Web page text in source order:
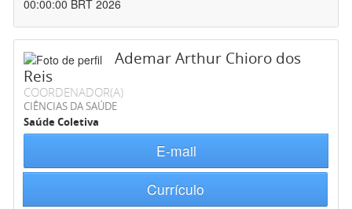
00:00:00 BRT 2026
Ademar Arthur Chioro dos
Reis
COORDENADOR(A)
CIÊNCIAS DA SAÚDE
Saúde Coletiva
E-mail
Currículo